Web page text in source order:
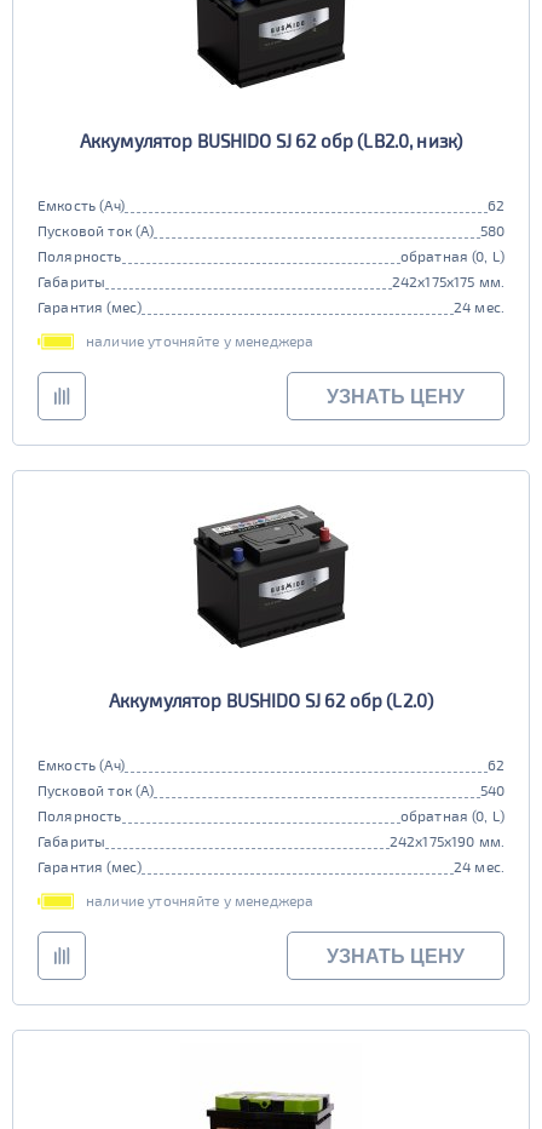
Аккумулятор BUSHIDO SJ 62 обр (LB2.0, низк)
Емкость (Ач)
62
Пусковой ток (А)
580
Полярность
обратная (0, L)
Габариты
242x175x175 мм.
Гарантия (мес)
24 мес.
наличие уточняйте у менеджера
УЗНАТЬ ЦЕНУ
Аккумулятор BUSHIDO SJ 62 обр (L2.0)
Емкость (Ач)
62
Пусковой ток (А)
540
Полярность
обратная (0, L)
Габариты
242x175x190 мм.
Гарантия (мес)
24 мес.
наличие уточняйте у менеджера
УЗНАТЬ ЦЕНУ